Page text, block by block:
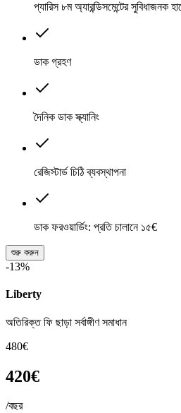
প্যারিস ৮ম অ্যারন্ডিসমেন্টের সুবিধাজনক
ডাক গ্রহণ
দৈনিক ডাক স্ক্যানিং
রেজিস্টার্ড চিঠি ব্যবস্থাপনা
ডাক ফরওয়ার্ডিং: প্রতি চালানে ১৫€
শুরু করুন
-13%
Liberty
অতিরিক্ত ফি ছাড়া সর্বাঙ্গীণ সমাধান
480€
420€
/বছর